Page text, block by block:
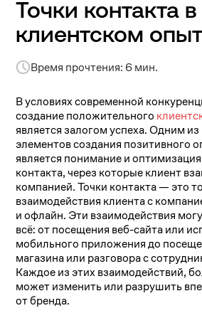
Точки контакта в
клиентском
Время прочтения: 6 мин.
В условиях современной
создание положительного
является залогом успеха. Одним
элементов создания позитивного
является понимание и
контакта, через которые клиент
компанией. Точки контакта — это
взаимодействия клиента с
и офлайн. Эти взаимодействия
всё: от посещения веб-сайта или
мобильного приложения до
магазина или разговора с
Каждое из этих взаимодействий,
может изменить или разрушить
от бренда.